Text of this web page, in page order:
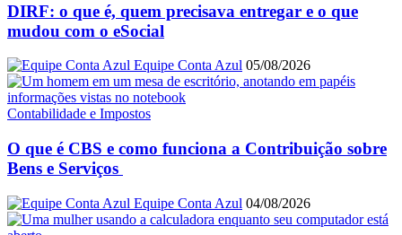
DIRF: o que é, quem precisava entregar e o que
mudou com o eSocial
Equipe Conta Azul 05/08/2026
Contabilidade e Impostos
O que é CBS e como funciona a Contribuição sobre
Bens e Serviços
Equipe Conta Azul 04/08/2026